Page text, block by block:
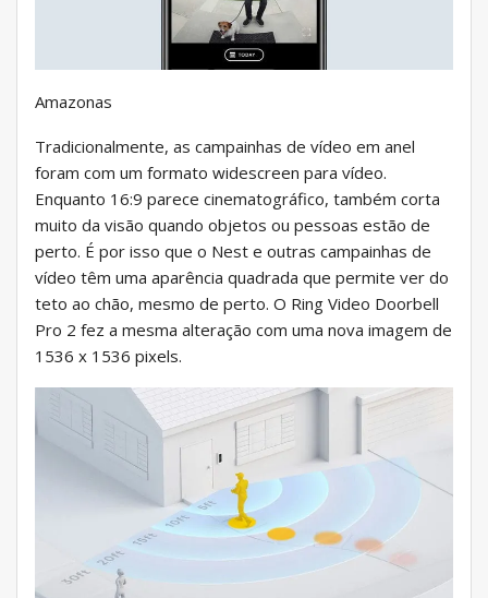
Amazonas
Tradicionalmente, as campainhas de vídeo em anel
foram com um formato widescreen para vídeo.
Enquanto 16:9 parece cinematográfico, também corta
muito da visão quando objetos ou pessoas estão de
perto. É por isso que o Nest e outras campainhas de
vídeo têm uma aparência quadrada que permite ver do
teto ao chão, mesmo de perto. O Ring Video Doorbell
Pro 2 fez a mesma alteração com uma nova imagem de
1536 x 1536 pixels.